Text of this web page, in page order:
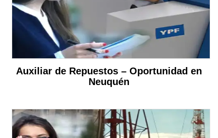
Auxiliar de Repuestos – Oportunidad en
Neuquén